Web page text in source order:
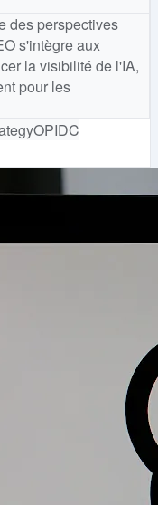
des perspectives
s'intègre aux
la visibilité de l'IA,
pour les
OPIDC